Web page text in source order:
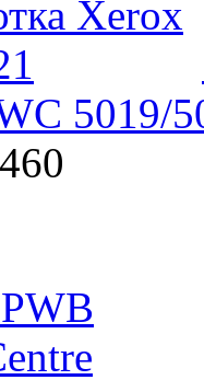
5019/